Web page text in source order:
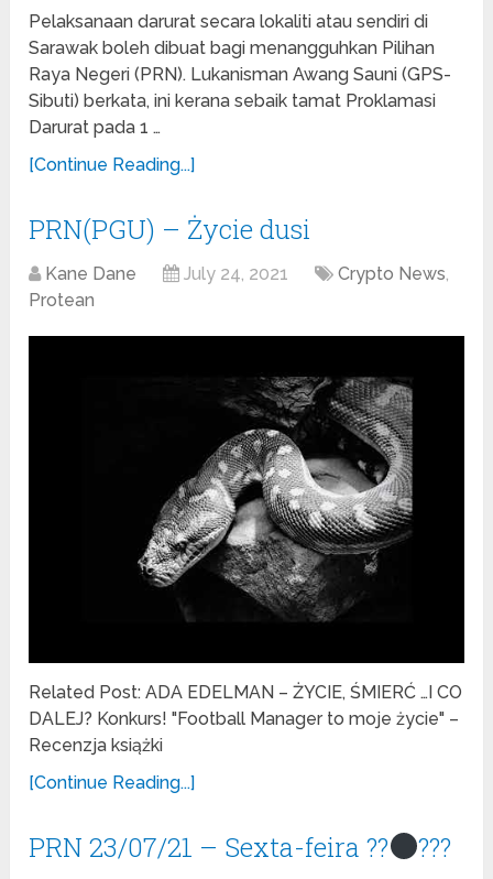
Pelaksanaan darurat secara lokaliti atau sendiri di
Sarawak boleh dibuat bagi menangguhkan Pilihan
Raya Negeri (PRN). Lukanisman Awang Sauni (GPS-
Sibuti) berkata, ini kerana sebaik tamat Proklamasi
Darurat pada 1 …
[Continue Reading...]
PRN(PGU) – Życie dusi
Kane Dane July 24, 2021 Crypto News,
Protean
Related Post: ADA EDELMAN – ŻYCIE, ŚMIERĆ …I CO
DALEJ? Konkurs! "Football Manager to moje życie" –
Recenzja książki
[Continue Reading...]
PRN 23/07/21 – Sexta-feira ?? ???